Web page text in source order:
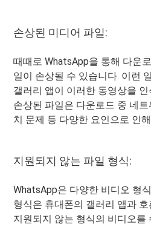
손상된 미디어 파일:
때때로 WhatsApp을 통해 다운
일이 손상될 수 있습니다. 이런
갤러리 앱이 이러한 동영상을
손상된 파일은 다운로드 중 네
치 문제 등 다양한 요인으로 인
지원되지 않는 파일 형식:
WhatsApp은 다양한 비디오 형
형식은 휴대폰의 갤러리 앱과
지원되지 않는 형식의 비디오를